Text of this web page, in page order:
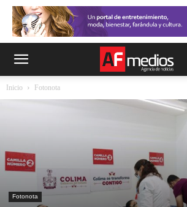
Inicio Fotonota
Fotonota